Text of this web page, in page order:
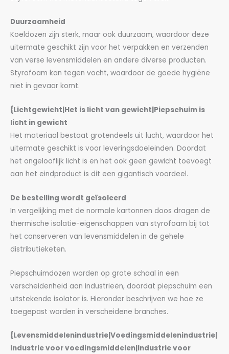
Duurzaamheid
Koeldozen zijn sterk, maar ook duurzaam, waardoor deze
uitermate geschikt zijn voor het verpakken en verzenden
van verse levensmiddelen en andere diverse producten.
Styrofoam kan tegen vocht, waardoor de goede hygiëne
niet in gevaar komt.
{Lichtgewicht|Het is licht van gewicht|Piepschuim is
licht in gewicht
Het materiaal bestaat grotendeels uit lucht, waardoor het
uitermate geschikt is voor leveringsdoeleinden. Doordat
het ongelooflijk licht is en het ook geen gewicht toevoegt
aan het eindproduct is dit een gigantisch voordeel.
De bestelling wordt geïsoleerd
In vergelijking met de normale kartonnen doos dragen de
thermische isolatie-eigenschappen van styrofoam bij tot
het conserveren van levensmiddelen in de gehele
distributieketen.
Piepschuimdozen worden op grote schaal in een
verscheidenheid aan industrieën, doordat piepschuim een
uitstekende isolator is. Hieronder beschrijven we hoe ze
toegepast worden in verscheidene branches.
{Levensmiddelenindustrie|Voedingsmiddelenindustrie|
Industrie voor voedingsmiddelen|Industrie voor